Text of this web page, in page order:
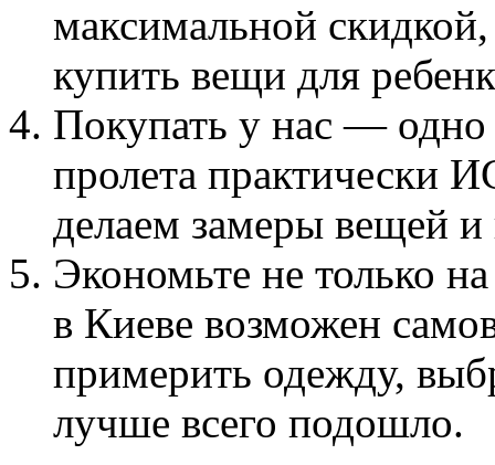
максимальной
купить вещи для
Покупать у нас — одно
пролета
делаем замеры вещей
Экономьте не только
в Киеве возможен
примерить одежду,
лучше всего подошло.